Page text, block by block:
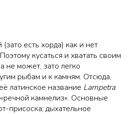
есть хорда) как и нет
кусаться и хватать своим
не может, зато легко
рыбам и к камням. Отсюда,
латинское название Lampetra
камнелиз». Основные
присоска; дыхательное